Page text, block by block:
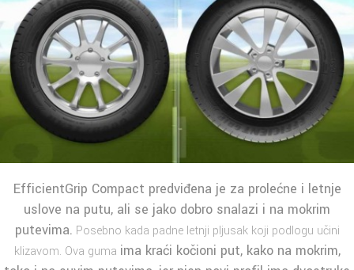
EfficientGrip Compact predviđena je za prolećne i letnje
uslove na putu, ali se jako dobro snalazi i na mokrim
putevima. Posebno kada padne letnji pljusak koji podlogu učini
klizavom. Ova guma ima kraći kočioni put, kako na mokrim,